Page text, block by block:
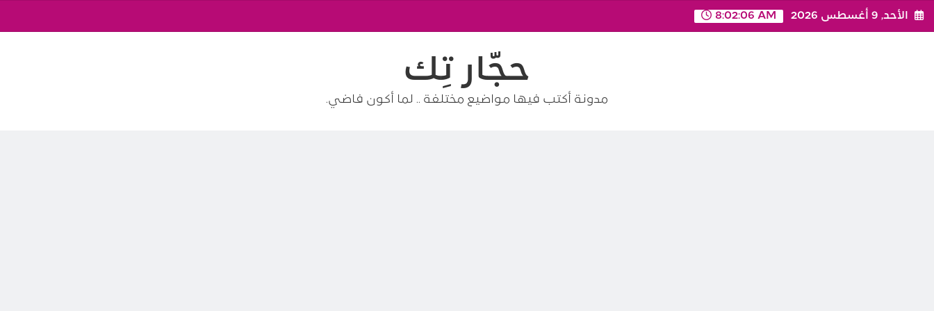
Skip
الأحد, 9 أغسطس 2026 8:02:06 AM
حجّار تِك
مدونة أكتب فيها مواضيع مختلفة .. لما أكون فاضي.